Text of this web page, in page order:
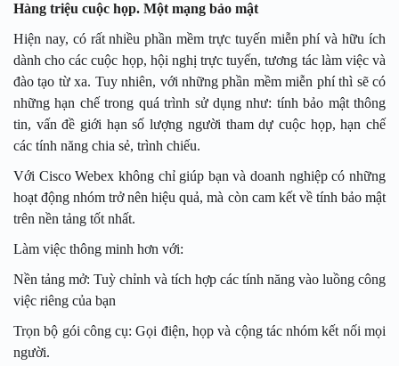
Hàng triệu cuộc họp. Một mạng bảo mật
Hiện nay, có rất nhiều phần mềm trực tuyến miễn phí và hữu ích
dành cho các cuộc họp, hội nghị trực tuyến, tương tác làm việc và
đào tạo từ xa. Tuy nhiên, với những phần mềm miễn phí thì sẽ có
những hạn chế trong quá trình sử dụng như: tính bảo mật thông
tin, vấn đề giới hạn số lượng người tham dự cuộc họp, hạn chế
các tính năng chia sẻ, trình chiếu.
Với Cisco Webex không chỉ giúp bạn và doanh nghiệp có những
hoạt động nhóm trở nên hiệu quả, mà còn cam kết về tính bảo mật
trên nền tảng tốt nhất.
Làm việc thông minh hơn với:
Nền tảng mở: Tuỳ chỉnh và tích hợp các tính năng vào luồng công
việc riêng của bạn
Trọn bộ gói công cụ: Gọi điện, họp và cộng tác nhóm kết nối mọi
người.